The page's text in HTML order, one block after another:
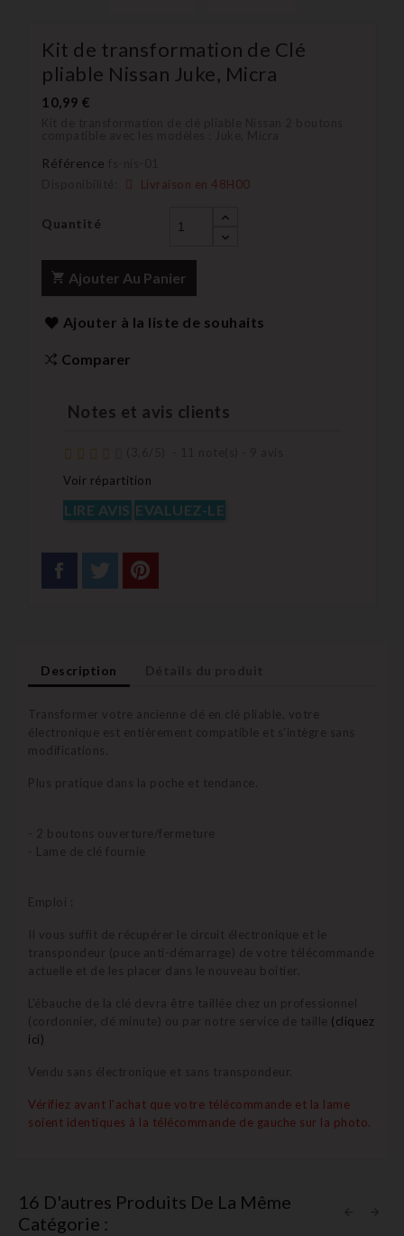
Kit de transformation de Clé
pliable Nissan Juke, Micra
10,99 €
Référence
Livraison en 48H00
Quantité
Ajouter Au Panier
Ajouter à la liste de souhaits
Comparer
Notes et avis clients
Voir répartition
LIRE AVIS EVALUEZ-LE
Description
Transformer votre ancienne clé en clé pliable, votre
électronique est entièrement compatible et s'intègre sans
modifications.
Plus pratique dans la poche et tendance.
- 2 boutons ouverture/fermeture
- Lame de clé fournie
Emploi :
Il vous suffit de récupérer le circuit électronique et le
transpondeur (puce anti-démarrage) de votre télécommande
actuelle et de les placer dans le nouveau boitier.
L'ébauche de la clé devra être taillée chez un professionnel
(cordonnier, clé minute) ou par notre service de taille (cliquez
ici)
Vendu sans électronique et sans transpondeur.
Vérifiez avant l'achat que votre télécommande et la lame
soient identiques à la télécommande de gauche sur la photo.
16 D'autres Produits De La Même
Catégorie :